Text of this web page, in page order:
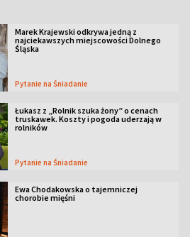
Marek Krajewski odkrywa jedną z
najciekawszych miejscowości Dolnego
Śląska
Pytanie na Śniadanie
Łukasz z „Rolnik szuka żony” o cenach
truskawek. Koszty i pogoda uderzają w
rolników
Pytanie na Śniadanie
Ewa Chodakowska o tajemniczej
chorobie mięśni